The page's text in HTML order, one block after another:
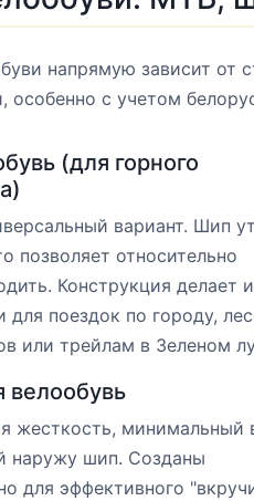
напрямую зависит от
особенно с учетом
(для горного
вариант. Шип
позволяет относительно
Конструкция делает
поездок по городу,
или трейлам в Зеленом
велообувь
жесткость, минимальный
наружу шип. Созданы
для эффективного